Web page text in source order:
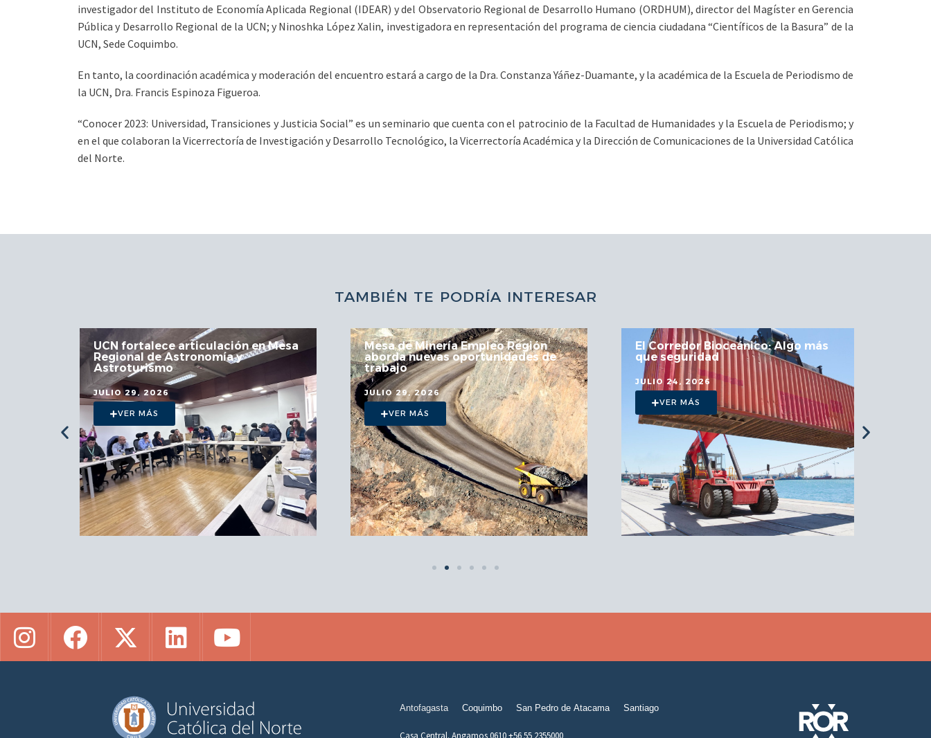
investigador del Instituto de Economía Aplicada Regional (IDEAR) y del Observatorio Regional de Desarrollo Humano (ORDHUM), director del Magíster en Gerencia
Pública y Desarrollo Regional de la UCN; y Ninoshka López Xalin, investigadora en representación del programa de ciencia ciudadana “Científicos de la Basura” de la
UCN, Sede Coquimbo.
En tanto, la coordinación académica y moderación del encuentro estará a cargo de la Dra. Constanza Yáñez-Duamante, y la académica de la Escuela de Periodismo de
la UCN, Dra. Francis Espinoza Figueroa.
“Conocer 2023: Universidad, Transiciones y Justicia Social” es un seminario que cuenta con el patrocinio de la Facultad de Humanidades y la Escuela de Periodismo; y
en el que colaboran la Vicerrectoría de Investigación y Desarrollo Tecnológico, la Vicerrectoría Académica y la Dirección de Comunicaciones de la Universidad Católica
del Norte.
TAMBIÉN TE PODRÍA INTERESAR
UCN fortalece articulación en Mesa
Regional de Astronomía y
Astroturismo
JULIO 29, 2026
VER MÁS
Mesa de Minería Empleo Región
aborda nuevas oportunidades de
trabajo
JULIO 29, 2026
VER MÁS
El Corredor Bioceánico: Algo más
que seguridad
JULIO 24, 2026
VER MÁS
Antofagasta Coquimbo San Pedro de Atacama Santiago
Casa Central. Angamos 0610 +56 55 2355000